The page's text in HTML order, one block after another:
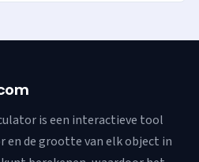
is een interactieve tool
en de grootte van elk object in